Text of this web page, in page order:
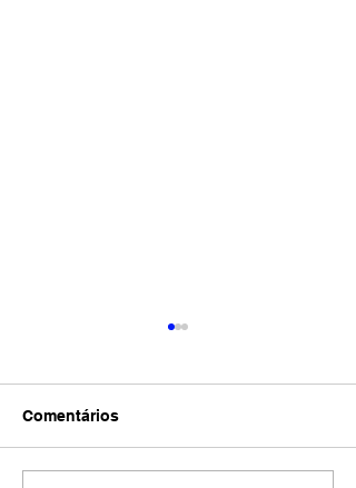
Comentários